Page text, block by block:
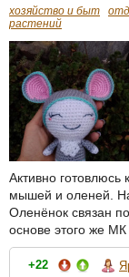
хозяйство и быт
растений
Активно готовлюсь
мышей и оленей.
Оленёнок связан
основе этого же
+22